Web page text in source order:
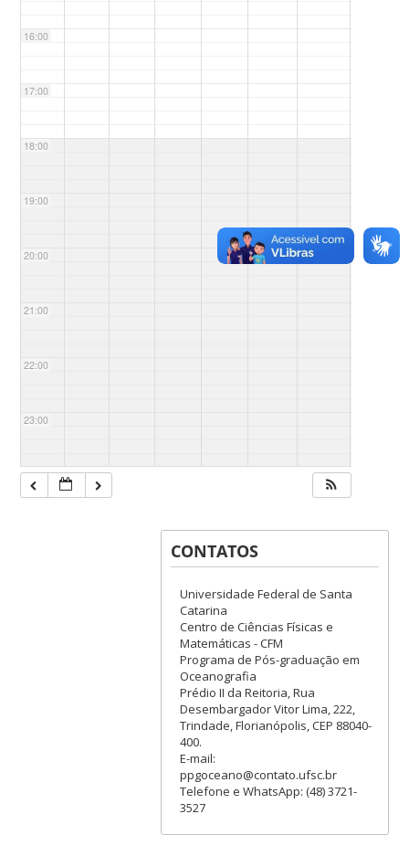
16:00
17:00
18:00
19:00
20:00
21:00
22:00
23:00
CONTATOS
Universidade Federal de Santa
Catarina
Centro de Ciências Físicas e
Matemáticas - CFM
Programa de Pós-graduação em
Oceanografia
Prédio II da Reitoria, Rua
Desembargador Vitor Lima, 222,
Trindade, Florianópolis, CEP 88040-
400.
E-mail:
ppgoceano@contato.ufsc.br
Telefone e WhatsApp: (48) 3721-
3527